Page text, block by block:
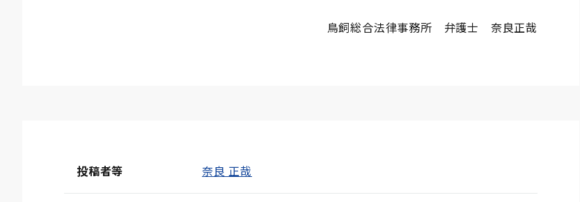
鳥飼総合法律事務所 弁護士 奈良正哉
投稿者等 奈良 正哉